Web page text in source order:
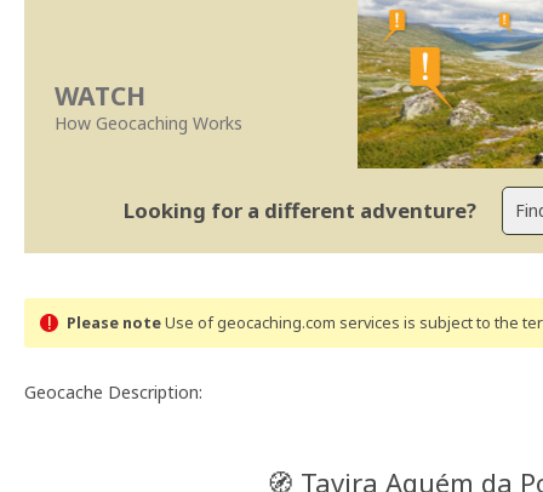
WATCH
How Geocaching Works
Looking for a different adventure?
Please noteUse of geocaching.com services is subject to the
Geocache Description:
🧭 Tavira Aquém da